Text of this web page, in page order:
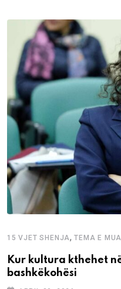
15 VJET SHENJA,TEMA E
Kur kultura kthehet
bashkëkohësi